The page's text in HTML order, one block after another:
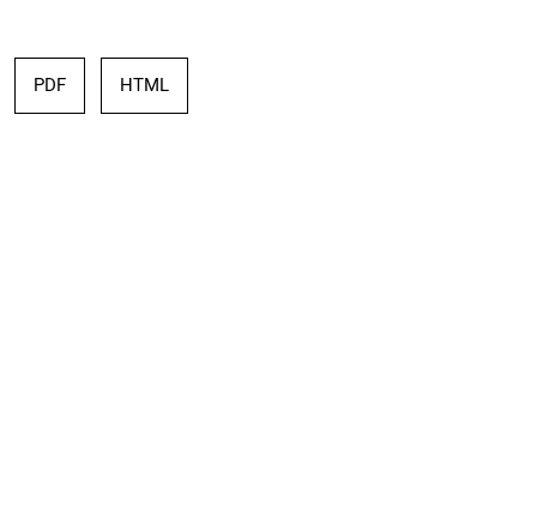
PDF HTML